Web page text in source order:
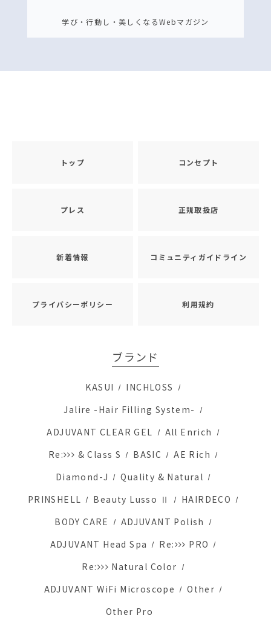
学び・行動し・美しくなるWebマガジン
トップ コンセプト
プレス 正規取扱店
新着情報 コミュニティガイドライン
プライバシーポリシー 利用規約
ブランド
KASUI
INCHLOSS
Jalire -Hair Filling System-
ADJUVANT CLEAR GEL
All Enrich
Re:
& Class S BASIC
AE Rich
Diamond-J
Quality & Natural
PRINSHELL
Beauty Lusso Ⅱ
HAIRDECO
BODY CARE
ADJUVANT Polish
ADJUVANT Head Spa
Re:
PRO
Re:
Natural Color
ADJUVANT WiFi Microscope
Other
Other Pro